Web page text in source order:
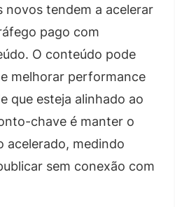
novos tendem a acelerar
pago com
O conteúdo pode
melhorar performance
que esteja alinhado ao
chave é manter o
acelerado, medindo
sem conexão com